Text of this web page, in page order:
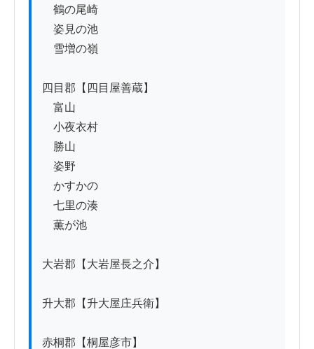
鶴の尾崎
姿見の池
雪増の嶺
四目郡【四目屋善蔵】
富山
小夜衣村
勝山
姿野
かすかの
七里の湊
薫が池
大岩郡【大岩屋長之介】
升大郡【升大屋庄兵衛】
赤桐郡【桐屋彦市】